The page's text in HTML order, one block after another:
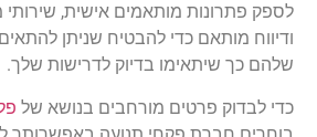
לספק פתרונות מותאמים אישית,
ודיווח מותאם כדי להבטיח שניתן
שלהם כך שיתאימו בדיוק לדרישות שלך.
כדי לבדוק פרטים מורחבים בנושא של